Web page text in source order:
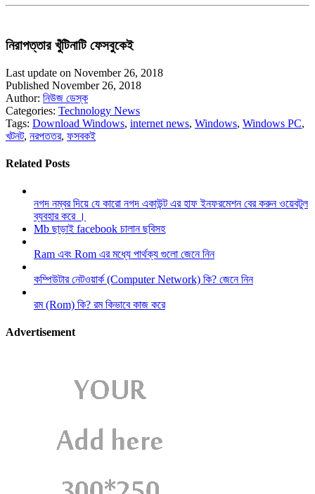
নিরাপত্তার খুঁটিনাটি ফেসবুকেই
Last update on November 26, 2018
Published November 26, 2018
Author: নিউজ ডেস্ক
Categories: Technology News
Tags: Download Windows, internet news, Windows, Windows PC,
খটনট, নরপততর, ফসবকই
Related Posts
নগদ নম্বর দিয়ে যে কারো নগদ একাউন্ট এর হাফ ইনফরমেশন বের করুন ওয়েবটুল
ব্যবহার করে ।
Mb ছাড়াই facebook চালান ছবিসহ
Ram এবং Rom এর মধ্যে পার্থক্য গুলো জেনে নিন
কম্পিউটার নেটওয়ার্ক (Computer Network) কি? জেনে নিন
রম (Rom) কি? রম কিভাবে কাজ করে
Advertisement